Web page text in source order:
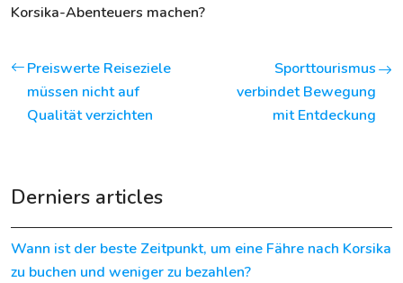
Korsika-Abenteuers machen?
Preiswerte Reiseziele
müssen nicht auf
Qualität verzichten
Sporttourismus
verbindet Bewegung
mit Entdeckung
Derniers articles
Wann ist der beste Zeitpunkt, um eine Fähre nach Korsika
zu buchen und weniger zu bezahlen?